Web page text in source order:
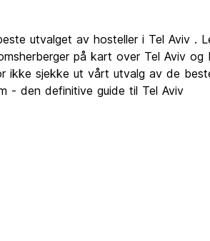
utvalget av hosteller i Tel Aviv .
på kart over Tel Aviv og
ikke sjekke ut vårt utvalg av de
- den definitive guide til Tel Aviv